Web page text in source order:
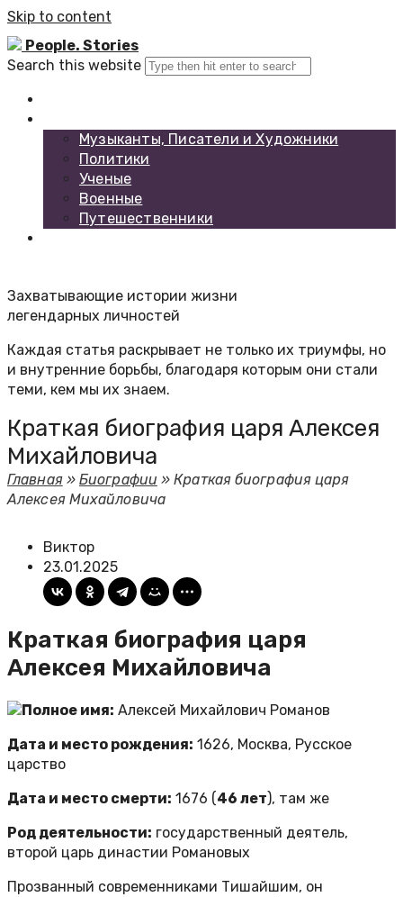
Skip to content
People. Stories
Search this website
Музыканты, Писатели и Художники
Политики
Ученые
Военные
Путешественники
Захватывающие истории жизни
легендарных личностей
Каждая статья раскрывает не только их триумфы, но
и внутренние борьбы, благодаря которым они стали
теми, кем мы их знаем.
Краткая биография царя Алексея
Михайловича
Главная»Биографии »Краткая биография царя
Алексея Михайловича
Виктор
23.01.2025
Краткая биография царя
Алексея Михайловича
Полное имя: Алексей Михайлович Романов
Дата и место рождения: 1626, Москва, Русское
царство
Дата и место смерти: 1676 (46 лет), там же
Род деятельности: государственный деятель,
второй царь династии Романовых
Прозванный современниками Тишайшим, он